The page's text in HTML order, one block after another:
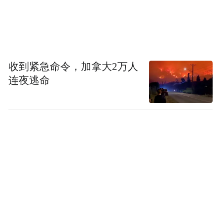
收到紧急命令，加拿大2万人
连夜逃命